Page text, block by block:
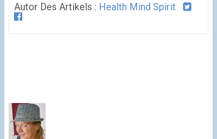
Autor Des Artikels : Health Mind Spirit